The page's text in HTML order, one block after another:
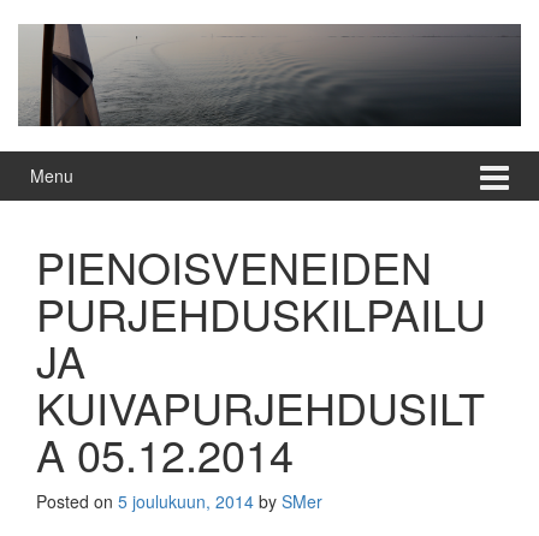
content
menu
Menu
PIENOISVENEIDEN
PURJEHDUSKILPAILU
JA
KUIVAPURJEHDUSILT
A 05.12.2014
Posted on 5 joulukuun, 2014 by SMer